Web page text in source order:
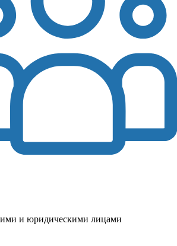
и юридическими лицами